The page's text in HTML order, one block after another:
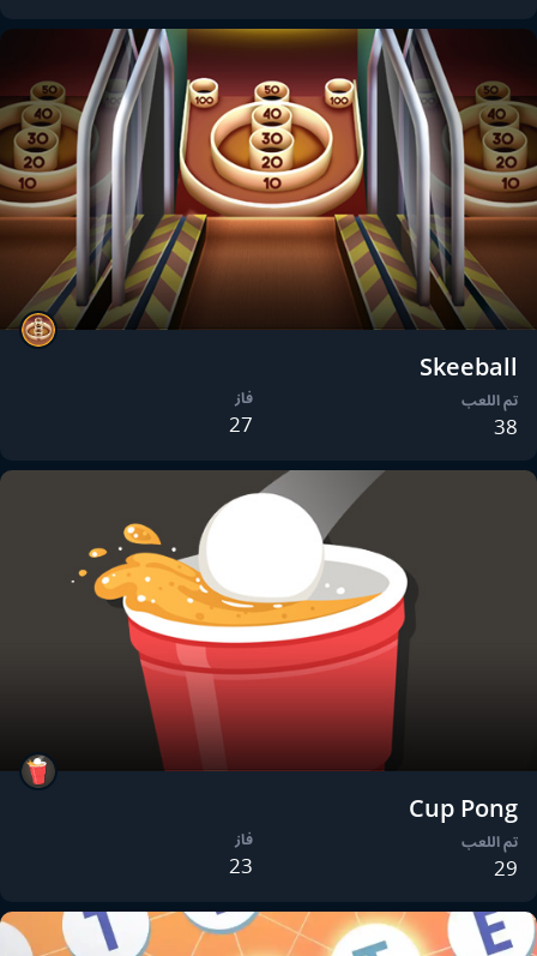
Skeeball
تم اللعب
38
فاز
27
Cup Pong
تم اللعب
29
فاز
23